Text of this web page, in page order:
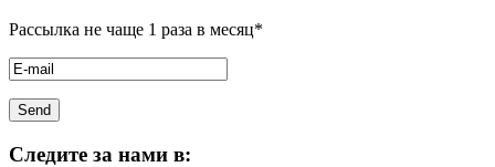
Рассылка не чаще 1 раза в месяц*
Следите за нами в: